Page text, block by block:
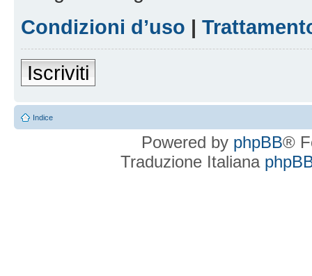
Condizioni d’uso |
Iscriviti
Indice
Powered by phpBB®
Traduzione Italiana